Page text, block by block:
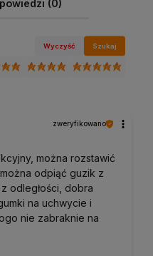
(0)
Wyczyść Szukaj
zweryfikowano
można rozstawić
odpiąć guzik z
odległości, dobra
na uchwycie i
nie zabraknie na